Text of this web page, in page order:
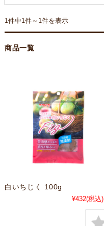
1件中1件～1件を表示
商品一覧
白いちじく 100g
¥432(税込)